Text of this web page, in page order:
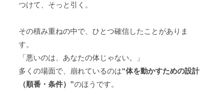
つけて、そっと引く。
その積み重ねの中で、ひとつ確信したことがありま
す。
「悪いのは、あなたの体じゃない。」
多くの場面で、崩れているのは“体を動かすための設計
（順番・条件）”のほうです。